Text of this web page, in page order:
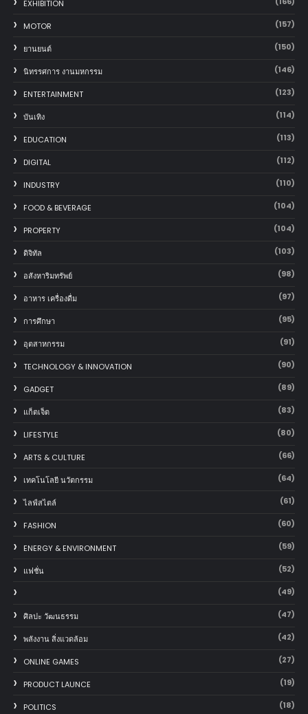
EXHIBITION
MOTOR (157)
‎ยานยนต์‎ (150)
นิทรรศการ งานมหกรรม (146)
ENTERTAINMENT (123)
บันเทิง (114)
EDUCATION (113)
DIGITAL (112)
INDUSTRY (110)
FOOD & BEVERAGE (104)
PROPERTY (104)
ดิจิทัล (103)
อสังหาริมทรัพย์ (98)
อาหาร เครื่องดื่ม (97)
การศึกษา (95)
อุตสาหกรรม (91)
TECHNOLOGY & INNOVATION (90)
GADGET (89)
แก็ตเจ็ต (83)
LIFESTYLE (80)
ARTS & CULTURE (66)
เทคโนโลยี นวัตกรรม (64)
ไลฟ์สไตล์ (61)
FASHION (60)
ENERGY & ENVIRONMENT (59)
แฟชั่น (52)
(49)
ศิลปะ วัฒนธรรม (47)
พลังงาน สิ่งแวดล้อม (42)
ONLINE GAMES (27)
PRODUCT LAUNCE (19)
POLITICS (18)